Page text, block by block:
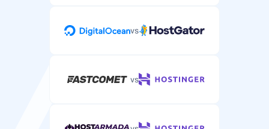
vs
vs